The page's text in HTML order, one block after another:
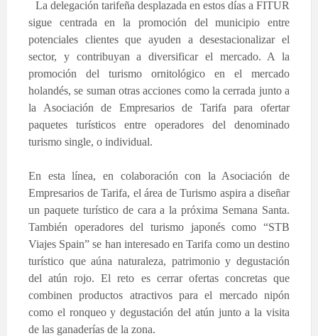
La delegación tarifeña desplazada en estos días a FITUR
sigue centrada en la promoción del municipio entre
potenciales clientes que ayuden a desestacionalizar el
sector, y contribuyan a diversificar el mercado. A la
promoción del turismo ornitológico en el mercado
holandés, se suman otras acciones como la cerrada junto a
la Asociación de Empresarios de Tarifa para ofertar
paquetes turísticos entre operadores del denominado
turismo single, o individual.
En esta línea, en colaboración con la Asociación de
Empresarios de Tarifa, el área de Turismo aspira a diseñar
un paquete turístico de cara a la próxima Semana Santa.
También operadores del turismo japonés como “STB
Viajes Spain” se han interesado en Tarifa como un destino
turístico que aúna naturaleza, patrimonio y degustación
del atún rojo. El reto es cerrar ofertas concretas que
combinen productos atractivos para el mercado nipón
como el ronqueo y degustación del atún junto a la visita
de las ganaderías de la zona.